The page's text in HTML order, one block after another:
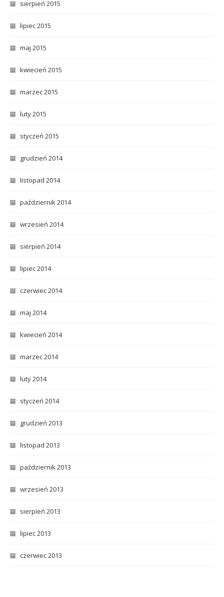
sierpień 2015
lipiec 2015
maj 2015
kwiecień 2015
marzec 2015
luty 2015
styczeń 2015
grudzień 2014
listopad 2014
październik 2014
wrzesień 2014
sierpień 2014
lipiec 2014
czerwiec 2014
maj 2014
kwiecień 2014
marzec 2014
luty 2014
styczeń 2014
grudzień 2013
listopad 2013
październik 2013
wrzesień 2013
sierpień 2013
lipiec 2013
czerwiec 2013